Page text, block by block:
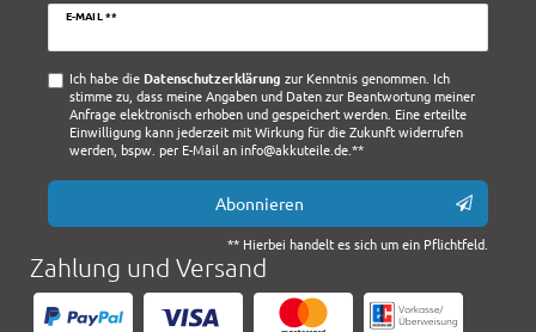
E-MAIL **
Newsletter
Ich habe die Daten­schutz­erklärung zur Kenntnis genommen. Ich
stimme zu, dass meine Angaben und Daten zur Beantwortung meiner
Anfrage elektronisch erhoben und gespeichert werden. Eine erteilte
Einwilligung kann jederzeit mit Wirkung für die Zukunft widerrufen
werden, bspw. per E-Mail an info@akkuteile.de.**
Abonnieren
** Hierbei handelt es sich um ein Pflichtfeld.
Zahlung und Versand